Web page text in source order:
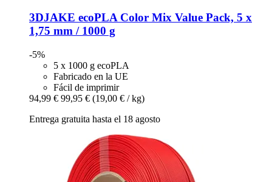
3DJAKE ecoPLA Color Mix Value Pack, 5 x
1,75 mm / 1000 g
-5%
5 x 1000 g ecoPLA
Fabricado en la UE
Fácil de imprimir
94,99 € 99,95 € (19,00 € / kg)
Entrega gratuita hasta el 18 agosto